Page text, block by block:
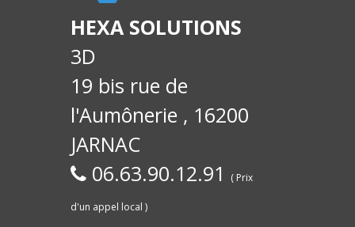
Commerce,
HEXA SOLUTIONS
3D
19 bis rue de
l'Aumônerie , 16200
JARNAC
06.63.90.12.91
( Prix
d'un appel local )